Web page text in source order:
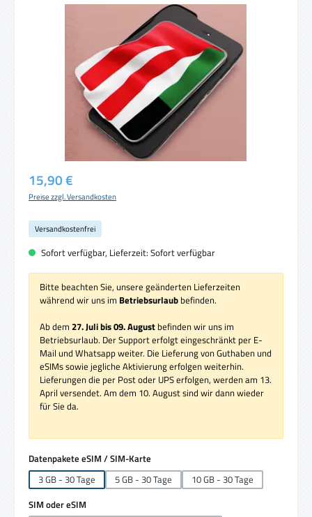
Regulärer Preis:
15,90 €
Preise zzgl. Versandkosten
Versandkostenfrei
Sofort verfügbar, Lieferzeit: Sofort verfügbar
Bitte beachten Sie, unsere geänderten Lieferzeiten
während wir uns im Betriebsurlaub befinden.
Ab dem 27. Juli bis 09. August befinden wir uns im
Betriebsurlaub. Der Support erfolgt eingeschränkt per E-
Mail und Whatsapp weiter. Die Lieferung von Guthaben und
eSIMs sowie jegliche Aktivierung erfolgen weiterhin.
Lieferungen die per Post oder UPS erfolgen, werden am 13.
April versendet. Am dem 10. August sind wir dann wieder
für Sie da.
Datenpakete eSIM / SIM-Karte
3 GB - 30 Tage
5 GB - 30 Tage
10 GB - 30 Tage
SIM oder eSIM